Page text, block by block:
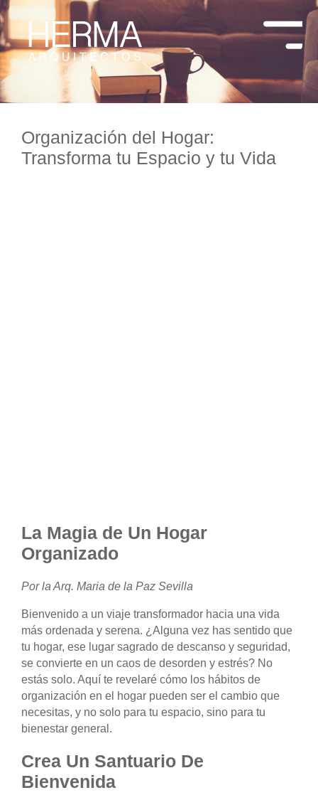
Organización del Hogar:
Transforma tu Espacio y tu Vida
La Magia de Un Hogar
Organizado
Por laArq. Maria de la Paz Sevilla
Bienvenido a un viaje transformador hacia una vida
más ordenada y serena. ¿Alguna vez has sentido que
tu hogar, ese lugar sagrado de descanso y seguridad,
se convierte en un caos de desorden y estrés? No
estás solo. Aquí te revelaré cómo los hábitos de
organización en el hogar pueden ser el cambio que
necesitas, y no solo para tu espacio, sino para tu
bienestar general.
Crea Un Santuario De
Bienvenida